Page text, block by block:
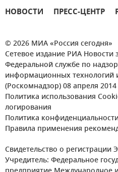
НОВОСТИ ПРЕСС-ЦЕНТР
© 2026 МИА «Россия сегодня»
Сетевое издание РИА Новости
Федеральной службе по
информационных
(Роскомнадзор) 08 апреля 2014
Политика использования
логирования
Политика
Правила применения
Свидетельство о регистрации
Учредитель: Федеральное